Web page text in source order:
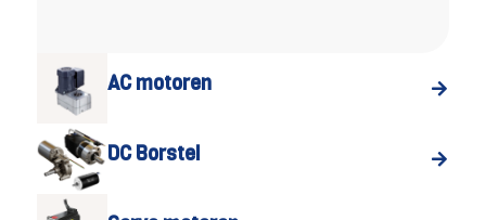
AC motoren
DC Borstel